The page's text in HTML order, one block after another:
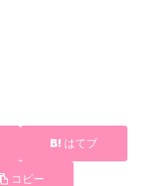
はてブ
コピー